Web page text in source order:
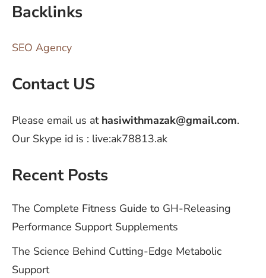
Backlinks
SEO Agency
Contact US
Please email us at hasiwithmazak@gmail.com.
Our Skype id is : live:ak78813.ak
Recent Posts
The Complete Fitness Guide to GH-Releasing
Performance Support Supplements
The Science Behind Cutting-Edge Metabolic
Support